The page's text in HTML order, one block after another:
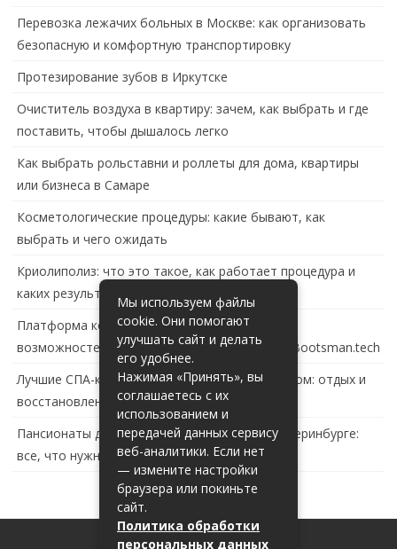
Перевозка лежачих больных в Москве: как организовать
безопасную и комфортную транспортировку
Протезирование зубов в Иркутске
Очиститель воздуха в квартиру: зачем, как выбрать и где
поставить, чтобы дышалось легко
Как выбрать рольставни и роллеты для дома, квартиры
или бизнеса в Самаре
Косметологические процедуры: какие бывают, как
выбрать и чего ожидать
Криолиполиз: что это такое, как работает процедура и
каких результатов ждать
Платформа контейнеризации в России: обзор
возможностей и перспектив развития сайта Bootsman.tech
Лучшие СПА-комплексы в Тольятти с бассейном: отдых и
восстановление за городом
Пансионаты для пожилых с деменцией в Екатеринбурге:
все, что нужно знать
Мы используем файлы
cookie. Они помогают
улучшать сайт и делать
его удобнее.
Нажимая «Принять», вы
соглашаетесь с их
использованием и
передачей данных сервису
веб-аналитики. Если нет
— измените настройки
браузера или покиньте
сайт.
Политика обработки
персональных данных